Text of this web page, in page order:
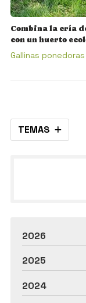
TEMAS
Combina la cría
con un huerto
¡sinergias
Gallinas ponedoras
2026
2025
2024